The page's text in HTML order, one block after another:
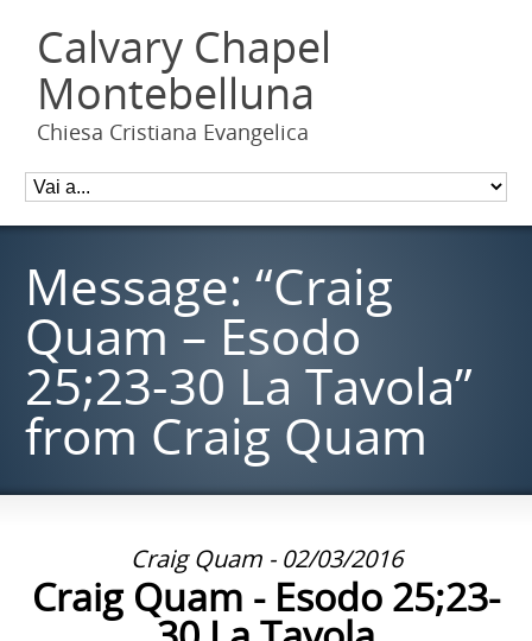
Calvary Chapel
Montebelluna
Chiesa Cristiana Evangelica
Message: “Craig
Quam – Esodo
25;23-30 La Tavola”
from Craig Quam
Craig Quam - 02/03/2016
Craig Quam - Esodo 25;23-